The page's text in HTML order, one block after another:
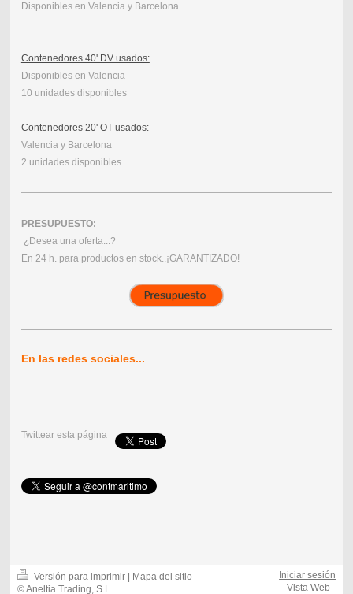
Disponibles en Valencia y Barcelona
Contenedores 40' DV usados:
Disponibles en Valencia
10 unidades disponibles
Contenedores 20' OT usados:
Valencia y Barcelona
2 unidades disponibles
PRESUPUESTO:
¿Desea una oferta...?
En 24 h. para productos en stock..¡GARANTIZADO!
En las redes sociales...
Twittear esta página
Versión para imprimir | Mapa del sitio
© Aneltia Trading, S.L.
Iniciar sesión
-Vista Web -